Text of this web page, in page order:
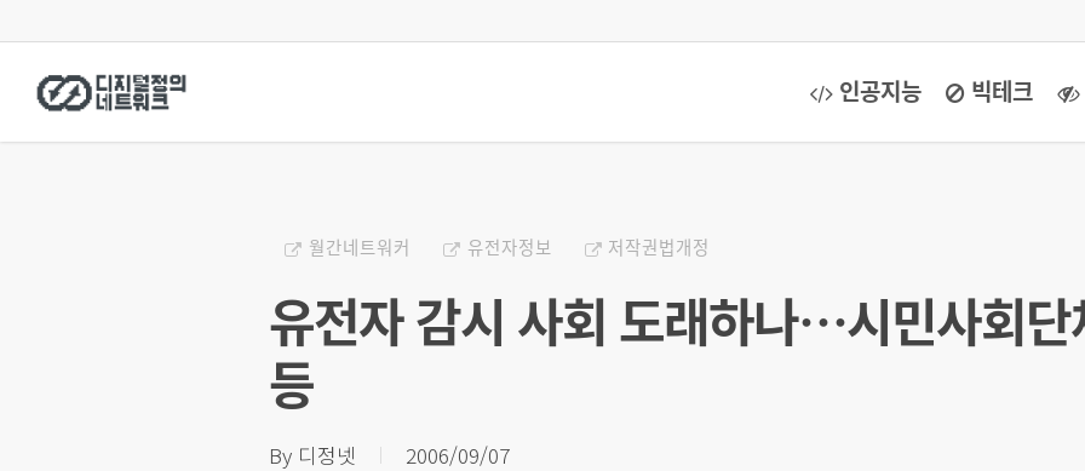
main
인공지능 빅테크
월간네트워커 유전자정보 저작권법개정
유전자 감시 사회 도래하나…시민사회단
등
By 디정넷 2006/09/07